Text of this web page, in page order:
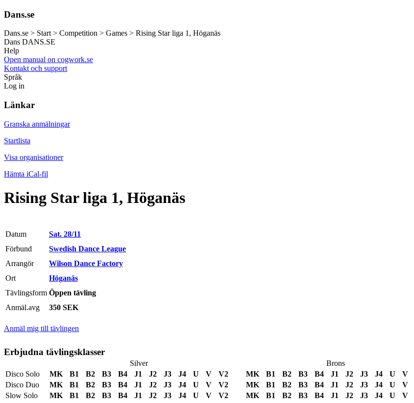
Dans.se
Dans.se > Start > Competition > Games > Rising Star liga 1, Höganäs
Dans DANS.SE
Help
Open manual on cogwork.se
Kontakt och support
Språk
Log in
Länkar
Granska anmälningar
Startlista
Visa organisationer
Hämta iCal-fil
Rising Star liga 1, Höganäs
Datum
Sat. 28/11
Förbund
Swedish Dance League
Arrangör
Wilson Dance Factory
Ort
Höganäs
Tävlingsform Öppen tävling
Anmäl.avg
350 SEK
Anmäl mig till tävlingen
Erbjudna tävlingsklasser
Silver
Brons
Disco Solo
MK B1 B2 B3 B4 J1 J2 J3 J4 U V V2 MK B1 B2 B3 B4 J1 J2 J3 J4 U V
Disco Duo
MK B1 B2 B3 B4 J1 J2 J3 J4 U V V2 MK B1 B2 B3 B4 J1 J2 J3 J4 U V
Slow Solo
MK B1 B2 B3 B4 J1 J2 J3 J4 U V V2 MK B1 B2 B3 B4 J1 J2 J3 J4 U V